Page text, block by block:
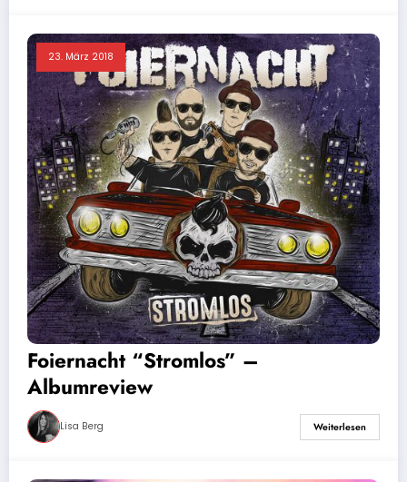
23. März 2018
Foiernacht “Stromlos” –
Albumreview
Lisa Berg Weiterlesen